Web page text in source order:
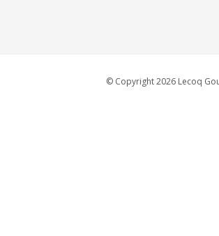
© Copyright 2026 Lecoq